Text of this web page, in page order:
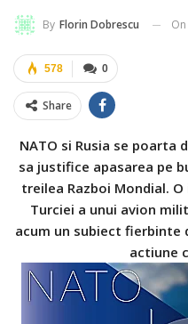
By Florin Dobrescu On
0
578
Share
NATO si Rusia se poarta
sa justifice apasarea pe
treilea Razboi Mondial.
Turciei a unui avion
acum un subiect fierbinte
actiune